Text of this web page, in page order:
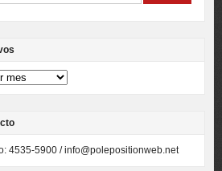
4535-5900 /info@polepositionweb.net